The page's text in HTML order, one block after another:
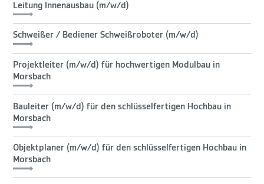
Leitung Innenausbau (m/w/d)
Schweißer / Bediener Schweißroboter (m/w/d)
Projektleiter (m/w/d) für hochwertigen Modulbau in
Morsbach
Bauleiter (m/w/d) für den schlüsselfertigen Hochbau in
Morsbach
Objektplaner (m/w/d) für den schlüsselfertigen Hochbau in
Morsbach